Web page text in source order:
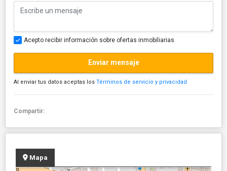
Acepto recibir información sobre ofertas inmobiliarias
Enviar mensaje
Al enviar tus datos aceptas los Términos de servicio y privacidad
Compartir:
Mapa